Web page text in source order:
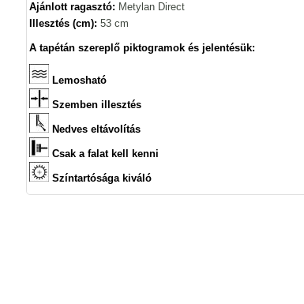
Ajánlott ragasztó: Metylan Direct
Illesztés (cm): 53 cm
A tapétán szereplő piktogramok és jelentésük:
Lemosható
Szemben illesztés
Nedves eltávolítás
Csak a falat kell kenni
Színtartósága kiváló